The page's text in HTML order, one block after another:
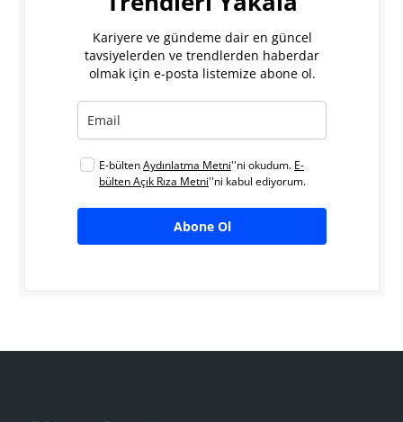
Kariyere ve gündeme dair en güncel
tavsiyelerden ve trendlerden haberdar
olmak için e-posta listemize abone ol.
E-bültenAydınlatma Metni''ni okudum. E-
bülten Açık Rıza Metni''ni kabul ediyorum.
Abone Ol